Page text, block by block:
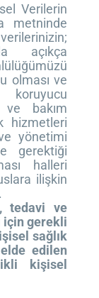
Verilerin
metninde
açıkça
olması ve
koruyucu
bakım
hizmetleri
yönetimi
gerektiği
halleri
ilişkin
tedavi ve
için gerekli
sağlık
edilen
kişisel